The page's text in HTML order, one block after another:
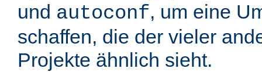
und autoconf, um eine
schaffen, die der vieler
Projekte ähnlich sieht.